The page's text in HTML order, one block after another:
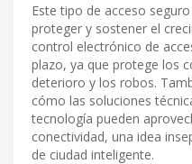
Este tipo de acceso
proteger y sostener el
control electrónico de
plazo, ya que protege los
deterioro y los robos.
cómo las soluciones
tecnología pueden
conectividad, una idea
de ciudad inteligente.